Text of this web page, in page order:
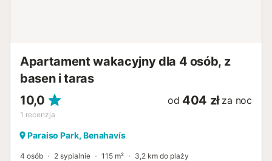
Apartament wakacyjny dla 4 osób, z
basen i taras
10,0
1 recenzja
od 404 zł za noc
Paraiso Park, Benahavís
4 osób 2 sypialnie 115 m² 3,2 km do plaży